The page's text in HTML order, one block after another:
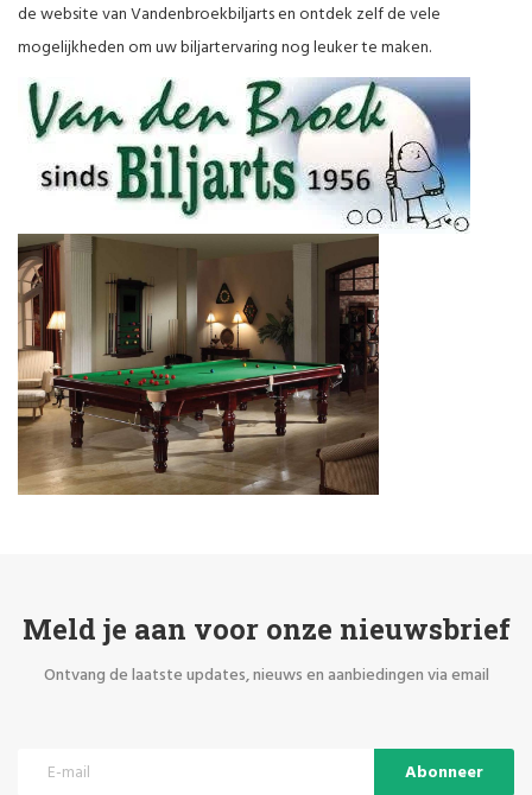
de website van Vandenbroekbiljarts en ontdek zelf de vele
mogelijkheden om uw biljartervaring nog leuker te maken.
Meld je aan voor onze nieuwsbrief
Ontvang de laatste updates, nieuws en aanbiedingen via email
Abonneer